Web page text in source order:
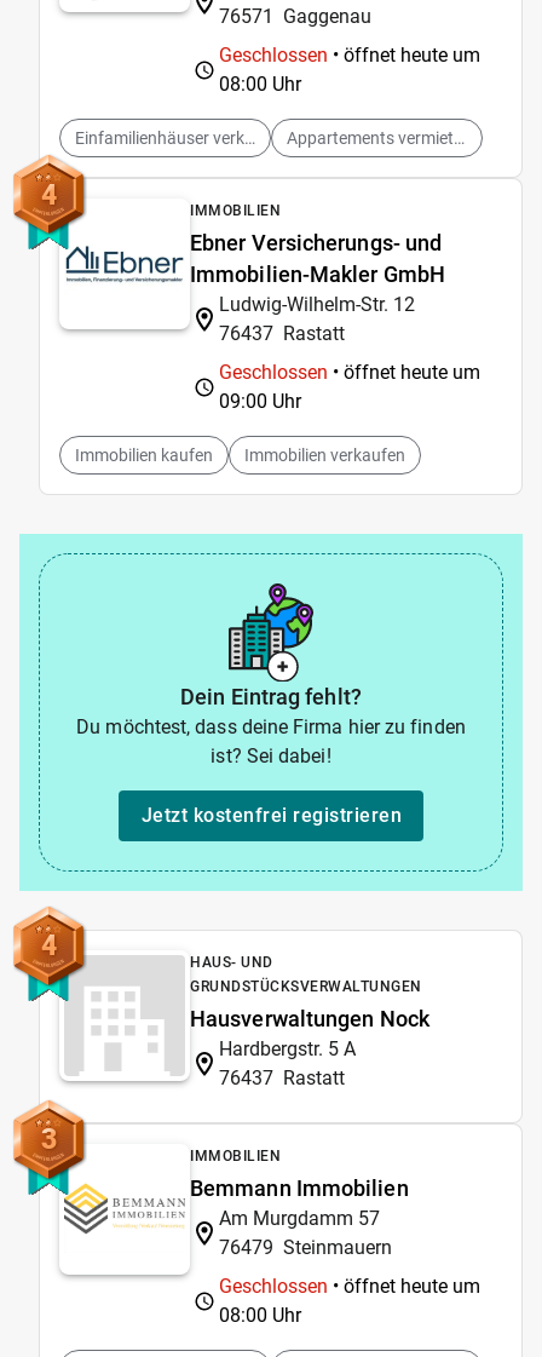
76571
Gaggenau
Geschlossen • öffnet heute um
08:00 Uhr
Einfamilienhäuser verkaufen Appartements vermieten
4 IMMOBILIEN
Ebner Versicherungs- und
Immobilien-Makler GmbH
Ludwig-Wilhelm-Str. 12
76437 Rastatt
Geschlossen • öffnet heute um
09:00 Uhr
Immobilien kaufen Immobilien verkaufen
Dein Eintrag fehlt?
Du möchtest, dass deine Firma hier zu finden
ist? Sei dabei!
Jetzt kostenfrei registrieren
4
HAUS- UND
GRUNDSTÜCKSVERWALTUNGEN
Hausverwaltungen Nock
Hardbergstr. 5 A
76437 Rastatt
3 IMMOBILIEN
Bemmann Immobilien
Am Murgdamm 57
76479 Steinmauern
Geschlossen • öffnet heute um
08:00 Uhr